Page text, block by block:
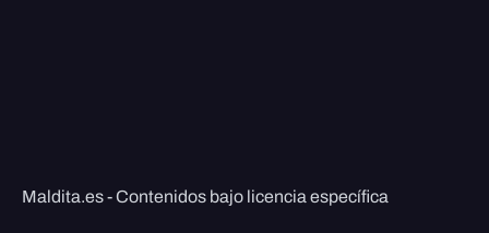
Maldita.es - Contenidos bajo licencia específica